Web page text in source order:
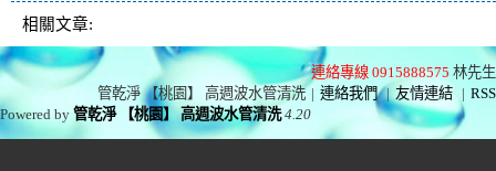
相關文章:
連絡專線 0915888575 林先生
管乾淨 【桃園】 高週波水管清洗 | 連絡我們 | 友情連結 | RSS
Powered by管乾淨 【桃園】 高週波水管清洗 4.20